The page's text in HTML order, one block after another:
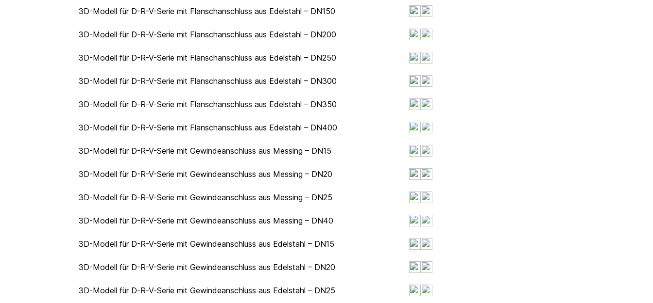
3D-Modell für D-R-V-Serie mit Flanschanschluss aus Edelstahl – DN150
3D-Modell für D-R-V-Serie mit Flanschanschluss aus Edelstahl – DN200
3D-Modell für D-R-V-Serie mit Flanschanschluss aus Edelstahl – DN250
3D-Modell für D-R-V-Serie mit Flanschanschluss aus Edelstahl – DN300
3D-Modell für D-R-V-Serie mit Flanschanschluss aus Edelstahl – DN350
3D-Modell für D-R-V-Serie mit Flanschanschluss aus Edelstahl – DN400
3D-Modell für D-R-V-Serie mit Gewindeanschluss aus Messing – DN15
3D-Modell für D-R-V-Serie mit Gewindeanschluss aus Messing – DN20
3D-Modell für D-R-V-Serie mit Gewindeanschluss aus Messing – DN25
3D-Modell für D-R-V-Serie mit Gewindeanschluss aus Messing – DN40
3D-Modell für D-R-V-Serie mit Gewindeanschluss aus Edelstahl – DN15
3D-Modell für D-R-V-Serie mit Gewindeanschluss aus Edelstahl – DN20
3D-Modell für D-R-V-Serie mit Gewindeanschluss aus Edelstahl – DN25